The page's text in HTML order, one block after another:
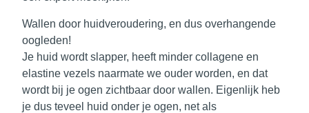
Wallen door huidveroudering, en dus overhangende
oogleden!
Je huid wordt slapper, heeft minder collagene en
elastine vezels naarmate we ouder worden, en dat
wordt bij je ogen zichtbaar door wallen. Eigenlijk heb
je dus teveel huid onder je ogen, net als